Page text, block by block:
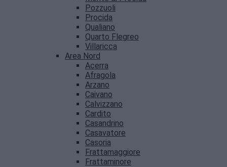
Pozzuoli
Procida
Qualiano
Quarto Flegreo
Villaricca
Area Nord
Acerra
Afragola
Arzano
Caivano
Calvizzano
Cardito
Casandrino
Casavatore
Casoria
Frattamaggiore
Frattaminore